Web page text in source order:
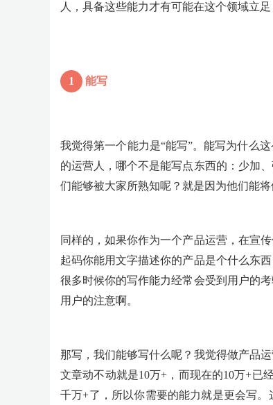
人，具备这些能力才有可能在这个领域立足
1 能写
我觉得第一个能力是“能写”。能写为什么
的运营人，哪个不是能写点东西的：少加
们能够被大家所熟知呢？就是因为他们能
同样的，如果你作为一个产品运营，在宣
起码你能用文字描述你的产品是个什么东
很多时候你的写作能力经常会受到用户的
用户的注意啊。
那写，我们能够写什么呢？我觉得做产品
文章动不动就是10万+，而现在的10万+已
千万+了，所以你需要的能力就是更会写